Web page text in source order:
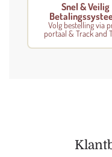
Snel & Veilig
Volg bestelling via
portaal & Track and